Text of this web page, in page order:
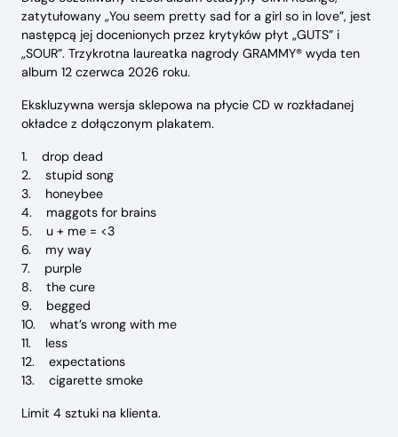
zatytułowany „You seem pretty sad for a girl so in love”, jest
następcą jej docenionych przez krytyków płyt „GUTS” i
„SOUR”. Trzykrotna laureatka nagrody GRAMMY® wyda ten
album 12 czerwca 2026 roku.
Ekskluzywna wersja sklepowa na płycie CD w rozkładanej
okładce z dołączonym plakatem.
1. drop dead
2. stupid song
3. honeybee
4. maggots for brains
5. u + me = <3
6. my way
7. purple
8. the cure
9. begged
10. what’s wrong with me
11. less
12. expectations
13. cigarette smoke
Limit 4 sztuki na klienta.